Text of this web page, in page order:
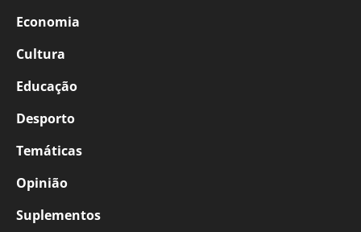
Economia
Cultura
Educação
Desporto
Temáticas
Opinião
Suplementos